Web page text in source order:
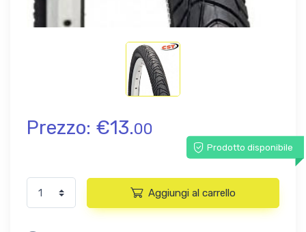
Prezzo: €13.00
Prodotto disponibile
Aggiungi al carrello